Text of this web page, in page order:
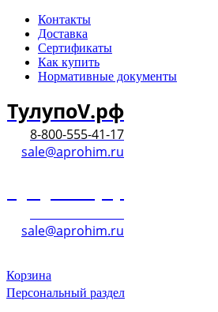
Контакты
Доставка
Сертификаты
Как купить
Нормативные документы
ТулупоV.рф
8-800-555-41-17
sale@aprohim.ru
sale@aprohim.ru
Корзина
Персональный раздел